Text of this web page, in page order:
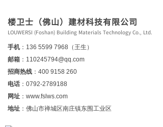
手机：136 5599 7968（王生）
邮箱 ：110245794@qq.com
招商热线 ：400 9158 260
电话 ：0792-2789188
网址 ：www.fslws.com
地址 ：佛山市禅城区南庄镇东围工业区
LOUWERSI (Foshan) Building Materials Technology Co., Ltd.
楼卫士（佛山）建材科技有限公司